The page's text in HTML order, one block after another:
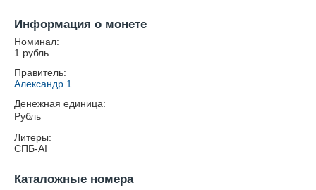
Информация о монете
Номинал:
1 рубль
Правитель:
Александр 1
Денежная единица:
Рубль
Литеры:
СПБ-AI
Каталожные номера